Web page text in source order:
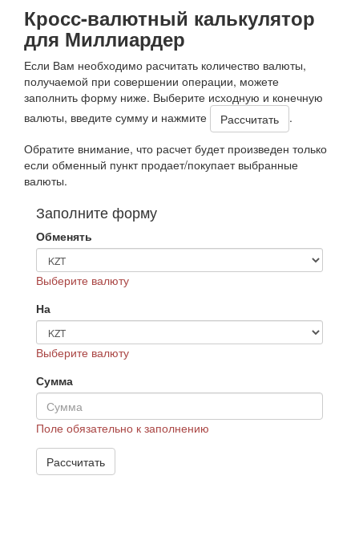
Кросс-валютный калькулятор
для Миллиардер
Если Вам необходимо расчитать количество валюты,
получаемой при совершении операции, можете
заполнить форму ниже. Выберите исходную и конечную
валюты, введите сумму и нажмите
.
Обратите внимание, что расчет будет произведен только
если обменный пункт продает/покупает выбранные
валюты.
Заполните форму
Обменять
Выберите валюту
На
Выберите валюту
Сумма
Поле обязательно к заполнению